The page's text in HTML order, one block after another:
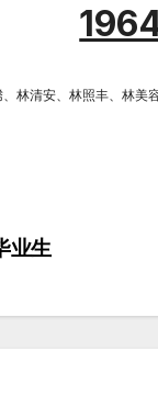
林清安、林照丰、林
业生